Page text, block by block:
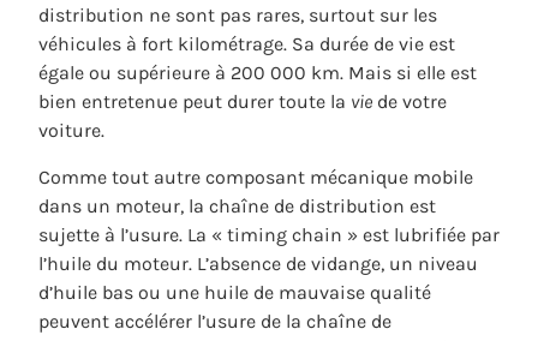
distribution ne sont pas rares, surtout sur les
véhicules à fort kilométrage. Sa durée de vie est
égale ou supérieure à 200 000 km. Mais si elle est
bien entretenue peut durer toute la vie de votre
voiture.
Comme tout autre composant mécanique mobile
dans un moteur, la chaîne de distribution est
sujette à l’usure. La « timing chain » est lubrifiée par
l’huile du moteur. L’absence de vidange, un niveau
d’huile bas ou une huile de mauvaise qualité
peuvent accélérer l’usure de la chaîne de